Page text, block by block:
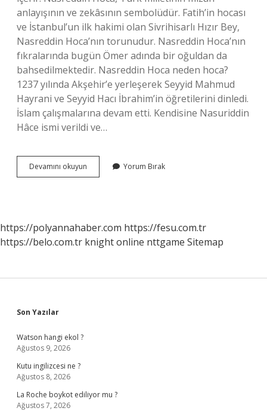
anlayışının ve zekâsının sembolüdür. Fatih’in hocası
ve İstanbul’un ilk hakimi olan Sivrihisarlı Hızır Bey,
Nasreddin Hoca’nın torunudur. Nasreddin Hoca’nın
fıkralarında bugün Ömer adında bir oğuldan da
bahsedilmektedir. Nasreddin Hoca neden hoca?
1237 yılında Akşehir’e yerleşerek Seyyid Mahmud
Hayrani ve Seyyid Hacı İbrahim’in öğretilerini dinledi.
İslam çalışmalarına devam etti. Kendisine Nasuriddin
Hâce ismi verildi ve…
Devamını okuyun Nasreddin
Hoca
Yorum Bırak
https://polyannahaber.com https://fesu.com.tr
https://belo.com.tr knight online nttgame Sitemap
Sidebar
Son Yazılar
Watson hangi ekol ?
Ağustos 9, 2026
Kutu ingilizcesi ne ?
Ağustos 8, 2026
La Roche boykot ediliyor mu ?
Ağustos 7, 2026